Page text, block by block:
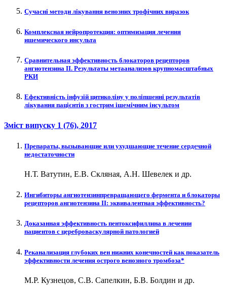
Сучасні методи лікування венозних трофічних виразок
Комплексная нейропротекция: оптимизация лечения
ишемического инсульта
Сравнительная эффективность блокаторов рецепторов
ангиотензина II. Результаты метаанализов крупномасштабных
РКИ
Ефективність інфузій цитиколіну у поліпшенні результатів
лікування пацієнтів з гострим ішемічним інсультом
Зміст випуску 1 (76), 2017
Препараты, вызывающие или ухудшающие течение сердечной
недостаточности
Н.Т. Ватутин, Е.В. Скляная, А.Н. Шевелек и др.
Ингибиторы ангиотензинпревращающего фермента и блокаторы
рецепторов ангиотензина ІІ: эквивалентная эффективность?
Доказанная эффективность пентоксифиллина в лечении
пациентов с цереброваскулярной патологией
Реканализация глубоких вен нижних конечностей как показатель
эффективности лечения острого венозного тромбоза*
М.Р. Кузнецов, С.В. Сапелкин, Б.В. Болдин и др.